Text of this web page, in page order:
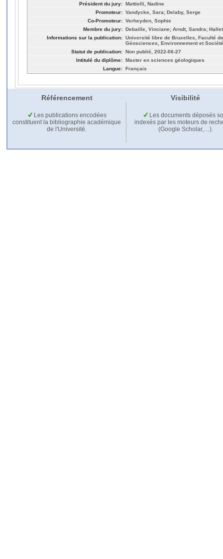
Président du jury: Mattielli, Nadine
Promoteur: Vandycke, Sara; Delaby, Serge
Co-Promoteur: Verheyden, Sophie
Membre du jury: Debaille, Vinciane; Arndt, Sandra;
Informations sur la publication: Université libre de Bruxelles, Faculté
Géosciences, Environnement et
Statut de publication: Non publié, 2022-06-27
Intitulé du diplôme: Master en sciences géologiques
Langue: Français
Référencement Visibilité
Les publications encodées
constituent la bibliographie académique
de l'Université.
Les documents déposés
indexés par les moteurs de
(Google Scholar,…).